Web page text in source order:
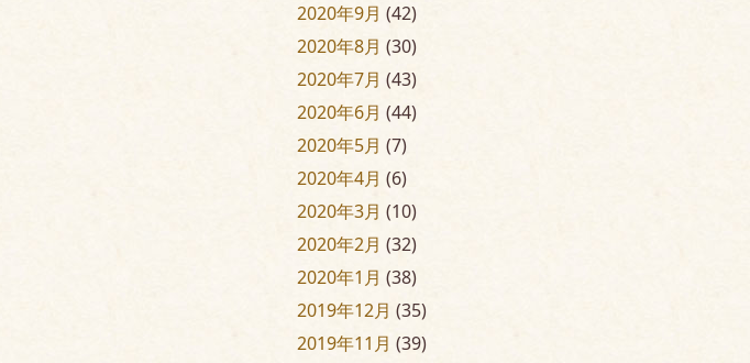
2020年9月 (42)
2020年8月 (30)
2020年7月 (43)
2020年6月 (44)
2020年5月 (7)
2020年4月 (6)
2020年3月 (10)
2020年2月 (32)
2020年1月 (38)
2019年12月 (35)
2019年11月 (39)